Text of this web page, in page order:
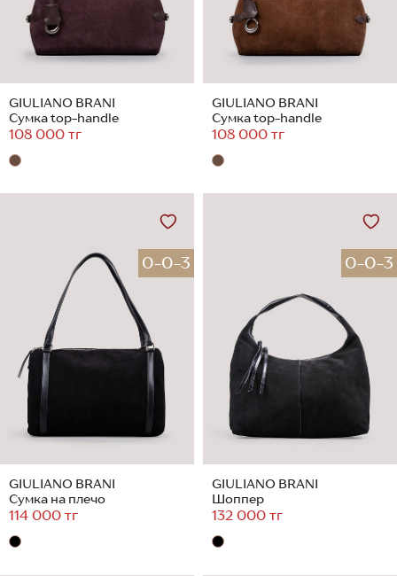
GIULIANO BRANI
Сумка top-handle
108 000 тг
GIULIANO BRANI
Сумка top-handle
108 000 тг
0-0-3
GIULIANO BRANI
Сумка на плечо
114 000 тг
0-0-3
GIULIANO BRANI
Шоппер
132 000 тг